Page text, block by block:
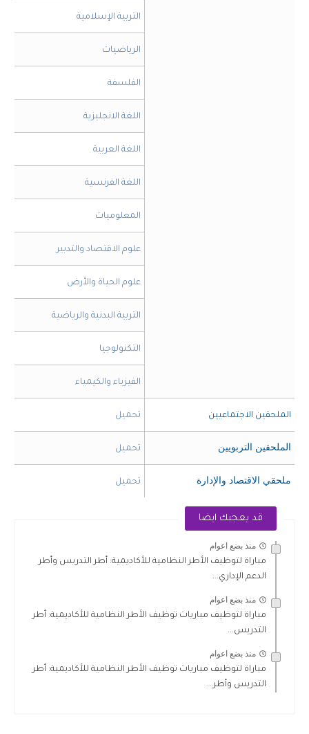
​التربية الإسلامية
​الرياضيات
​الفلسفة
​اللغة الانجليزية
​اللغة العربية
​اللغة الفرنسية
​المعلوميات
​علوم الاقتصاد والتدبير
​علوم الحياة والأرض
​التربية البدنية والرياضية
​التكنولوجيا
​الفيزياء والكيمياء
​تحميل الملحقين الاجتماعيين
​تحميل ​الملحقين التربويين
​تحميل ​ملحقي الاقتصاد والإدارة
قد يعجبك ايضا
منذ بضع اعوام
مباراة لتوظيف الأطر النظامية للأكاديمية: أطر التدريس وأطر
الدعم الإداري...
منذ بضع اعوام
مباراة لتوظيف مباريات توظيف الأطر النظامية للأكاديمية: أطر
التدريس...
منذ بضع اعوام
مباراة لتوظيف مباريات توظيف الأطر النظامية للأكاديمية: أطر
التدريس وأطر...